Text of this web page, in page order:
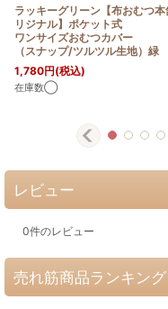
ラッキーグリーン【布おむつ本
リジナル】ポケット式
ワンサイズおむつカバー
（スナップ/ツルツル生地）緑
1,780円(税込)
在庫数◯
レビュー
0件のレビュー
売れ筋商品ランキン